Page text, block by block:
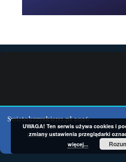
Swietokrzyskie112.pl 2026
Cookies
UWAGA! Ten serwis używa cookies i
zmiany ustawienia przeglądarki
więcej...